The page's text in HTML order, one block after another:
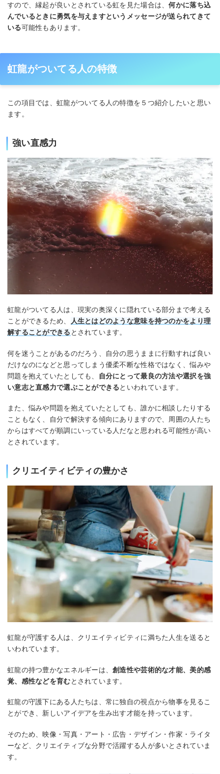
すので、縁起が良いとされている虹を見た場合は、何かに落ち込
んでいるときに勇気を与えますというメッセージが送られてきて
いる可能性もあります。
虹龍がついてる人の特徴
この項目では、虹龍がついてる人の特徴を５つ紹介したいと思い
ます。
強い直感力
虹龍がついてる人は、現実の奥深くに隠れている部分まで考える
ことができるため、
人生とはどのような意味を持つのかをより理
解することができる とされています。
何を迷うことがあるのだろう、自分の思うままに行動すれば良い
だけなのになどと思ってしまう優柔不断な性格ではなく、悩みや
問題を抱えていたとしても、
自分にとって最良の方法や選択を強
い意志と直感力で選ぶことができるといわれています。
また、悩みや問題を抱えていたとしても、誰かに相談したりする
こともなく、自分で解決する傾向にありますので、周囲の人たち
からはすべてが順調にいっている人だなと思われる可能性が高い
とされています。
クリエイティビティの豊かさ
虹龍が守護する人は、クリエイティビティに満ちた人生を送ると
いわれています。
虹龍の持つ豊かなエネルギーは、創造性や芸術的な才能、美的感
覚、感性などを育むとされています。
虹龍の守護下にある人たちは、常に独自の視点から物事を見るこ
とができ、新しいアイデアを生み出す才能を持っています。
そのため、映像・写真・アート・広告・デザイン・作家・ライタ
ーなど、クリエイティブな分野で活躍する人が多いとされていま
す。